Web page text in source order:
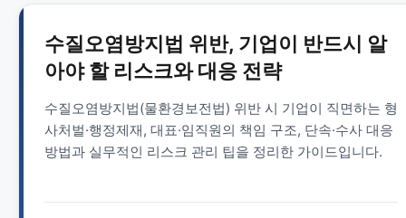
수질오염방지법 위반, 기업이 반드시 알
아야 할 리스크와 대응 전략
수질오염방지법(물환경보전법) 위반 시 기업이 직면하는 형
사처벌·행정제재, 대표·임직원의 책임 구조, 단속·수사 대응
방법과 실무적인 리스크 관리 팁을 정리한 가이드입니다.